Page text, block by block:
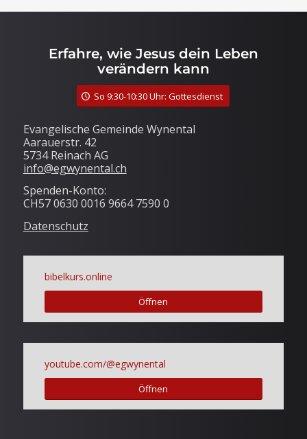
Erfahre, wie Jesus dein Leben
verändern kann
So 9:30-10:30 Uhr: Gottesdienst
Evangelische Gemeinde Wynental
Aarauerstr. 42
5734 Reinach AG
info@egwynental.ch
Spenden-Konto:
CH57 0630 0016 9664 7590 0
Datenschutz
bibelkurs.online
Öffnen
youtube.com/@egwynental
Öffnen